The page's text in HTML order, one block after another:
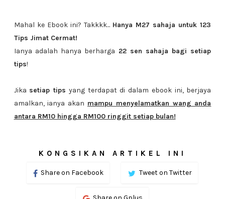
Mahal ke Ebook ini? Takkkk... Hanya M27 sahaja untuk 123
Tips Jimat Cermat!
Ianya adalah hanya berharga 22 sen sahaja bagi setiap
tips!
Jika setiap tips yang terdapat di dalam ebook ini, berjaya
amalkan, ianya akan mampu menyelamatkan wang anda
antara RM10 hingga RM100 ringgit setiap bulan!
KONGSIKAN ARTIKEL INI
Share on Facebook Tweet on Twitter